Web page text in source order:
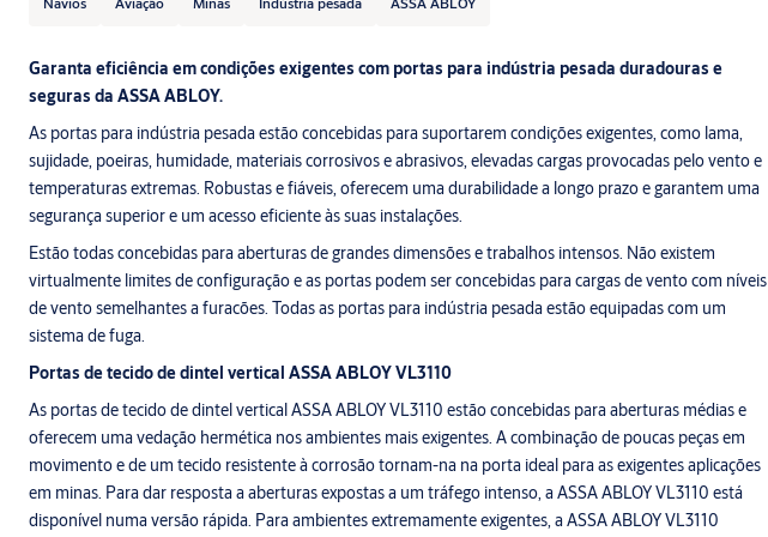
Garanta eficiência em condições exigentes com portas para indústria pesada duradouras e
seguras da ASSA ABLOY.
As portas para indústria pesada estão concebidas para suportarem condições exigentes, como lama,
sujidade, poeiras, humidade, materiais corrosivos e abrasivos, elevadas cargas provocadas pelo vento e
temperaturas extremas. Robustas e fiáveis, oferecem uma durabilidade a longo prazo e garantem uma
segurança superior e um acesso eficiente às suas instalações.
Estão todas concebidas para aberturas de grandes dimensões e trabalhos intensos. Não existem
virtualmente limites de configuração e as portas podem ser concebidas para cargas de vento com níveis
de vento semelhantes a furacões. Todas as portas para indústria pesada estão equipadas com um
sistema de fuga.
Portas de tecido de dintel vertical ASSA ABLOY VL3110
As portas de tecido de dintel vertical ASSA ABLOY VL3110 estão concebidas para aberturas médias e
oferecem uma vedação hermética nos ambientes mais exigentes. A combinação de poucas peças em
movimento e de um tecido resistente à corrosão tornam-na na porta ideal para as exigentes aplicações
em minas. Para dar resposta a aberturas expostas a um tráfego intenso, a ASSA ABLOY VL3110 está
disponível numa versão rápida. Para ambientes extremamente exigentes, a ASSA ABLOY VL3110